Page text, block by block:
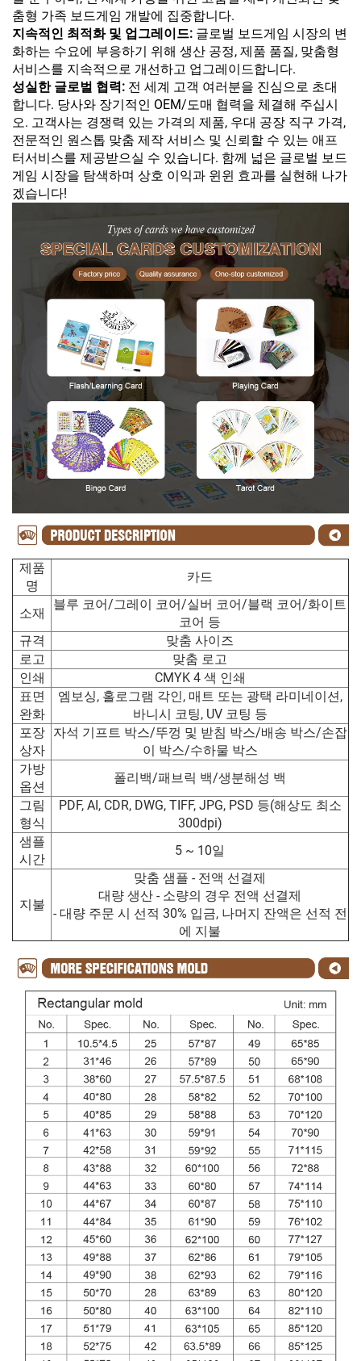
춤형 가족 보드게임 개발에 집중합니다.
지속적인 최적화 및 업그레이드: 글로벌 보드게임 시장의 변
화하는 수요에 부응하기 위해 생산 공정, 제품 품질, 맞춤형
서비스를 지속적으로 개선하고 업그레이드합니다.
성실한 글로벌 협력: 전 세계 고객 여러분을 진심으로 초대
합니다. 당사와 장기적인 OEM/도매 협력을 체결해 주십시
오. 고객사는 경쟁력 있는 가격의 제품, 우대 공장 직구 가격,
전문적인 원스톱 맞춤 제작 서비스 및 신뢰할 수 있는 애프
터서비스를 제공받으실 수 있습니다. 함께 넓은 글로벌 보드
게임 시장을 탐색하며 상호 이익과 윈윈 효과를 실현해 나가
겠습니다!
제품
명
카드
소재
블루 코어/그레이 코어/실버 코어/블랙 코어/화이트
코어 등
규격
맞춤 사이즈
로고
맞춤 로고
인쇄
CMYK 4 색 인쇄
표면
완화
엠보싱, 홀로그램 각인, 매트 또는 광택 라미네이션,
바니시 코팅, UV 코팅 등
포장
상자
자석 기프트 박스/뚜껑 및 받침 박스/배송 박스/손잡
이 박스/수하물 박스
가방
옵션
폴리백/패브릭 백/생분해성 백
그림
형식
PDF, AI, CDR, DWG, TIFF, JPG, PSD 등(해상도 최소
300dpi)
샘플
시간
5 ~ 10일
지불
맞춤 샘플 - 전액 선결제
대량 생산 - 소량의 경우 전액 선결제
- 대량 주문 시 선적 30% 입금, 나머지 잔액은 선적 전
에 지불